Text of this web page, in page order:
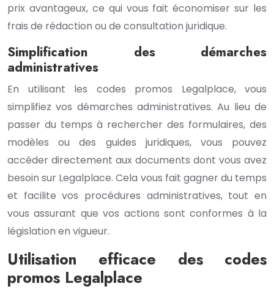
prix avantageux, ce qui vous fait économiser sur les
frais de rédaction ou de consultation juridique.
Simplification des démarches
administratives
En utilisant les codes promos Legalplace, vous
simplifiez vos démarches administratives. Au lieu de
passer du temps à rechercher des formulaires, des
modèles ou des guides juridiques, vous pouvez
accéder directement aux documents dont vous avez
besoin sur Legalplace. Cela vous fait gagner du temps
et facilite vos procédures administratives, tout en
vous assurant que vos actions sont conformes à la
législation en vigueur.
Utilisation efficace des codes
promos Legalplace